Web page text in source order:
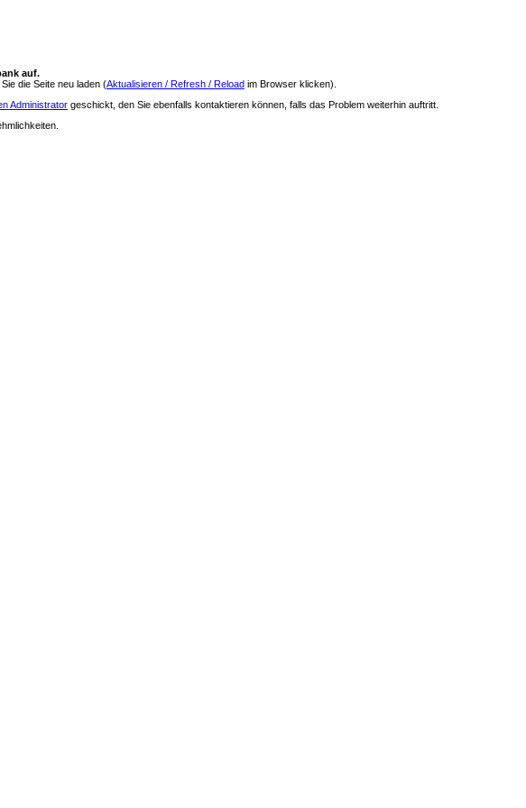
auf.
die Seite neu laden (Aktualisieren / Refresh / Reload im Browser klicken).
Administrator geschickt, den Sie ebenfalls kontaktieren können, falls das Problem weiterhin auftritt.